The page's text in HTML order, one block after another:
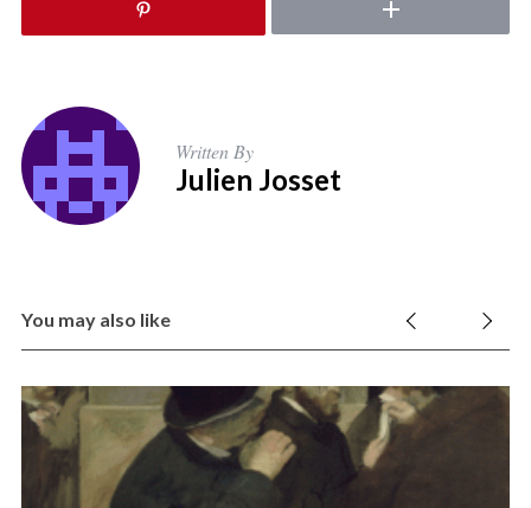
Written By
Julien Josset
You may also like